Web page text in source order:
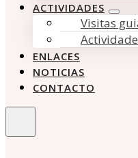
ACTIVIDADES
Visitas
ENLACES
NOTICIAS
CONTACTO